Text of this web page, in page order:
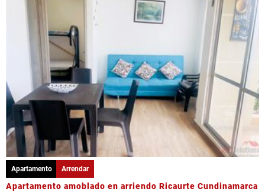
Apartamento Arrendar
Apartamento amoblado en arriendo Ricaurte Cundinamarca